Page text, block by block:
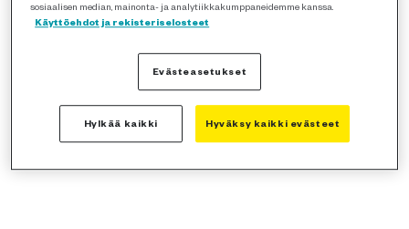
sosiaalisen median, mainonta- ja analytiikkakumppaneidemme kanssa.
Käyttöehdot ja rekisteriselosteet
Evästeasetukset
Hylkää kaikki Hyväksy kaikki evästeet